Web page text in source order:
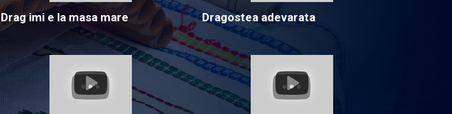
Drag imi e la masa mare Dragostea adevarata